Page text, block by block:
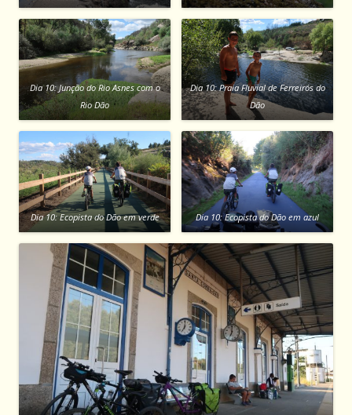
Dia 10: Junção do Rio Asnes com o
Rio Dão
Dia 10: Praia Fluvial de Ferreirós do
Dão
Dia 10: Ecopista do Dão em verde Dia 10: Ecopista do Dão em azul